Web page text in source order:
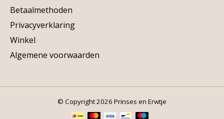
Betaalmethoden
Privacyverklaring
Winkel
Algemene voorwaarden
© Copyright 2026 Prinses en Erwtje